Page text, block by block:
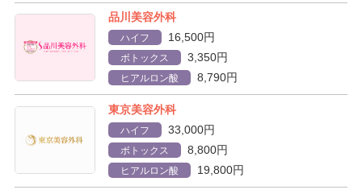
品川美容外科
ハイフ 16,500円
ボトックス 3,350円
ヒアルロン酸 8,790円
東京美容外科
ハイフ 33,000円
ボトックス 8,800円
ヒアルロン酸 19,800円